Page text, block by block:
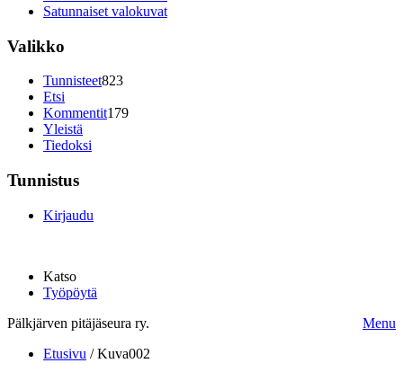
Satunnaiset valokuvat
Valikko
Tunnisteet823
Etsi
Kommentit179
Yleistä
Tiedoksi
Tunnistus
Kirjaudu
Katso
Työpöytä
Pälkjärven pitäjäseura ry.
Menu
Etusivu /Kuva002